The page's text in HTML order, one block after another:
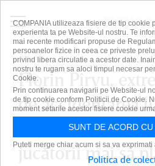
Florin Pîrvu,
de accidentarea
Gîţ. ”Nu am
jucătorii mai să
COMPANIA utilizeaza fisiere de tip cookie
experienta ta pe Website-ul nostru. Te
mai recente modificari propuse de
persoanelor fizice in ceea ce priveste
privind libera circulatie a acestor date.
nostru te rugam sa aloci timpul necesar
Cookie.
Prin continuarea navigarii pe Website-ul
de tip cookie conform Politicii de Cookie.
moment setarile acestor fisiere cookie
SUNT DE ACORD
Puteti merge chiar acum si sa va
Politica de